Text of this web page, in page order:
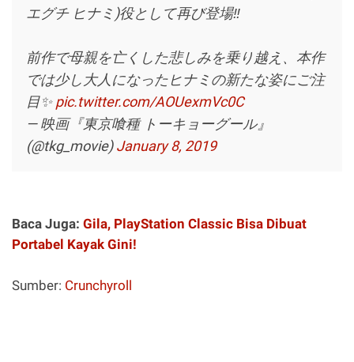
エグチ ヒナミ)役として再び登場‼
前作で母親を亡くした悲しみを乗り越え、本作
では少し大人になったヒナミの新たな姿にご注
目✨pic.twitter.com/AOUexmVc0C
— 映画『東京喰種 トーキョーグール』
(@tkg_movie)January 8, 2019
Baca Juga: Gila, PlayStation Classic Bisa Dibuat
Portabel Kayak Gini!
Sumber: Crunchyroll